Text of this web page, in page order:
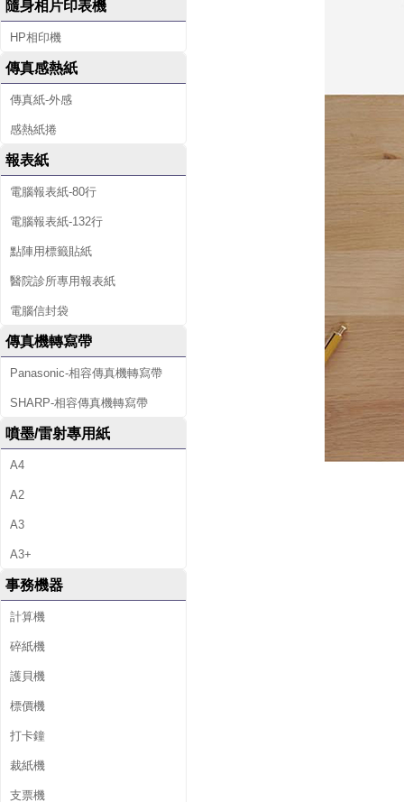
隨身相片印表機
HP相印機
傳真感熱紙
傳真紙-外感
感熱紙捲
報表紙
電腦報表紙-80行
電腦報表紙-132行
點陣用標籤貼紙
醫院診所專用報表紙
電腦信封袋
傳真機轉寫帶
Panasonic-相容傳真機轉寫帶
SHARP-相容傳真機轉寫帶
噴墨/雷射專用紙
A4
A2
A3
A3+
事務機器
計算機
碎紙機
護貝機
標價機
打卡鐘
裁紙機
支票機